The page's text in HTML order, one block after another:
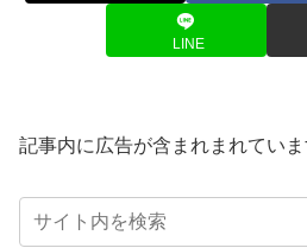
LINE
記事内に広告が含まれまれていま